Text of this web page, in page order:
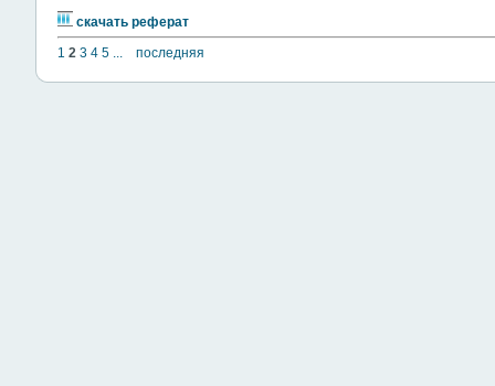
скачать реферат
1 2 3 4 5 ... последняя